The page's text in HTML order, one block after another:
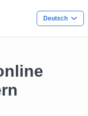
Deutsch